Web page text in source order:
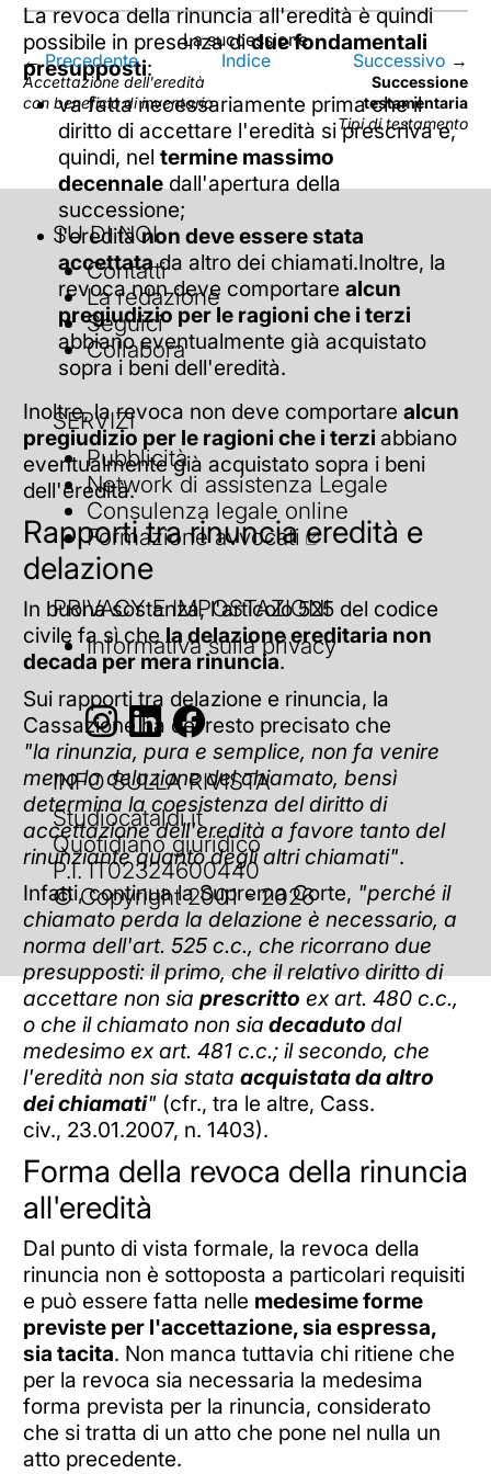
La revoca della rinuncia all'eredità è quindi
possibile in presenza didue fondamentali
presupposti:
va fatta necessariamente prima che il
diritto di accettare l'eredità si prescriva e,
quindi, nel termine massimo
decennaledall'apertura della
successione;
l'ereditànon deve essere stata
accettatada altro dei chiamati.Inoltre, la
revoca non deve comportare alcun
pregiudizio per le ragioni che i terzi
abbiano eventualmente già acquistato
sopra i beni dell'eredità.
Inoltre, la revoca non deve comportare alcun
pregiudizio per le ragioni che i terzi abbiano
eventualmente già acquistato sopra i beni
dell'eredità.
Rapporti tra rinuncia eredità e
delazione
In buona sostanza, l'articolo 525 del codice
civile fa sì chela delazione ereditaria non
decada per mera rinuncia.
Sui rapporti tra delazione e rinuncia, la
Cassazione ha del resto precisato che
"la rinunzia, pura e semplice, non fa venire
meno la delazione del chiamato, bensì
determina la coesistenza del diritto di
accettazione dell'eredità a favore tanto del
rinunziante quanto degli altri chiamati".
Infatti, continua la Suprema Corte, "perché il
chiamato perda la delazione è necessario, a
norma dell'art. 525 c.c., che ricorrano due
presupposti: il primo, che il relativo diritto di
accettare non sia prescritto ex art. 480 c.c.,
o che il chiamato non sia decaduto dal
medesimo ex art. 481 c.c.; il secondo, che
l'eredità non sia stata acquistata da altro
dei chiamati" (cfr., tra le altre, Cass.
civ., 23.01.2007, n. 1403).
Forma della revoca della rinuncia
all'eredità
Dal punto di vista formale, la revoca della
rinuncia non è sottoposta a particolari requisiti
e può essere fatta nelle medesime forme
previste per l'accettazione, sia espressa,
sia tacita. Non manca tuttavia chi ritiene che
per la revoca sia necessaria la medesima
forma prevista per la rinuncia, considerato
che si tratta di un atto che pone nel nulla un
atto precedente.
Multa: l'omologazione va provata Discover
Ariel Energia
Sponsored by Taboola
Perché adesso hai più risparmio?Read More
Autovelox solo approvato: addio multa Discover
Il dirigente amministrativo nella moderna Pubblica
La successione
←Precedente
Accettazione dell'eredità
con beneficio di inventario
Indice Successivo →
Successione
testamentaria
Tipi di testamento
SU DI NOI
Contatti
La redazione
Seguici
Collabora
SERVIZI
Pubblicità
Network di assistenza Legale
Consulenza legale online
Formazione avvocati
PRIVACY E IMPOSTAZIONI
Informativa sulla privacy
INFO SULLA RIVISTA
Studiocataldi.it
Quotidiano giuridico
P.I. IT02324600440
© Copyright 2001 - 2026